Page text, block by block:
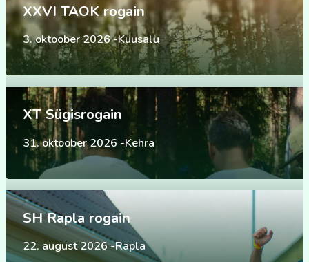
XXVI TAOK rogain
3. oktoober 2026 -Kuusalu
XT Sügisrogain
31. oktoober 2026 -Kehra
SH Rapla rogain
22. august 2026 -Rapla